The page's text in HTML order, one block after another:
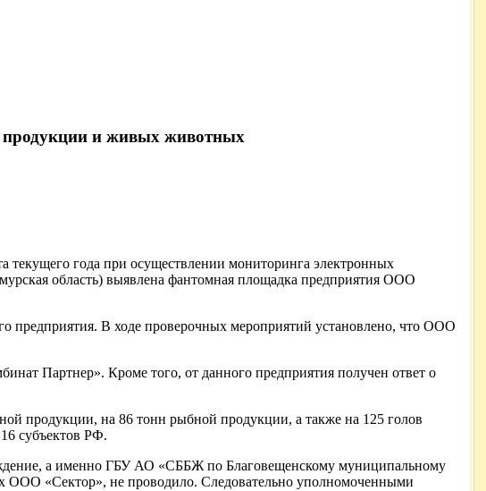
продукции и живых животных
текущего года при осуществлении мониторинга электронных
область) выявлена фантомная площадка предприятия ООО
предприятия. В ходе проверочных мероприятий установлено, что ООО
Партнер». Кроме того, от данного предприятия получен ответ о
продукции, на 86 тонн рыбной продукции, а также на 125 голов
субъектов РФ.
а именно ГБУ АО «СББЖ по Благовещенскому муниципальному
ООО «Сектор», не проводило. Следовательно уполномоченными